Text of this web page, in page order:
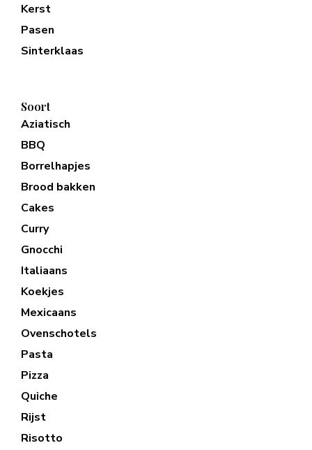
Kerst
Pasen
Sinterklaas
Soort
Aziatisch
BBQ
Borrelhapjes
Brood bakken
Cakes
Curry
Gnocchi
Italiaans
Koekjes
Mexicaans
Ovenschotels
Pasta
Pizza
Quiche
Rijst
Risotto